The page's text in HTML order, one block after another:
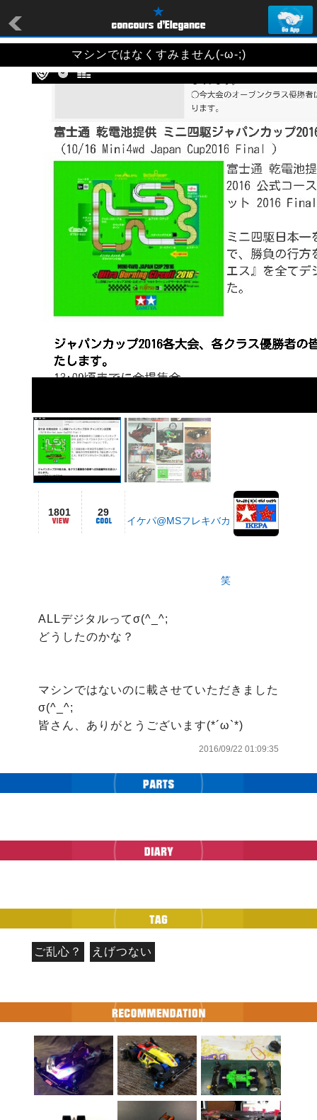
マシンではなくすみません(-ω-;)
1801 29
イケパ@MSフレキバカ
笑
ALLデジタルってσ(^_^;
どうしたのかな？
マシンではないのに載させていただきました
σ(^_^;
皆さん、ありがとうございます(*´ω`*)
2016/09/22 01:09:35
ご乱心？ えげつない